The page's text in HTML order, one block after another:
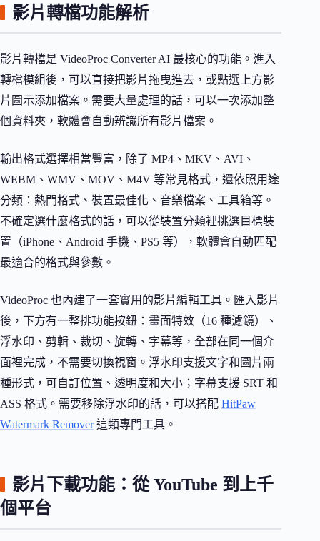
影片轉檔功能解析
影片轉檔是 VideoProc Converter AI 最核心的功能。進入
轉檔模組後，可以直接把影片拖曳進去，或點選上方影
片圖示添加檔案。需要大量處理的話，可以一次添加整
個資料夾，軟體會自動辨識所有影片檔案。
輸出格式選擇相當豐富，除了 MP4、MKV、AVI、
WEBM、WMV、MOV、M4V 等常見格式，還依照用途
分類：熱門格式、裝置最佳化、音樂檔案、工具箱等。
不確定選什麼格式的話，可以從裝置分類裡挑選目標裝
置（iPhone、Android 手機、PS5 等），軟體會自動匹配
最適合的格式與參數。
VideoProc 也內建了一套實用的影片編輯工具。匯入影片
後，下方有一整排功能按鈕：畫面特效（16 種濾鏡）、
浮水印、剪輯、裁切、旋轉、字幕等，全部在同一個介
面裡完成，不需要切換視窗。浮水印支援文字和圖片兩
種形式，可自訂位置、透明度和大小；字幕支援 SRT 和
ASS 格式。需要移除浮水印的話，可以搭配 HitPaw
Watermark Remover這類專門工具。
影片下載功能：從 YouTube 到上千
個平台